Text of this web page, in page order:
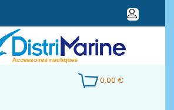
0,00 €